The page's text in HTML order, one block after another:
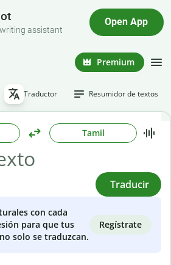
assistant
Open App
Premium
Traductor Resumidor de textos
Tamil
Traducir
con cada
para que tus
solo se traduzcan.
Regístrate